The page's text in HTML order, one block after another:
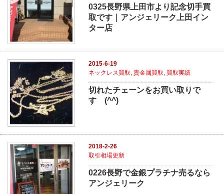
0325長野県上田市より記念切手買
取です｜アンジェリーク上田イン
ター店
2015-6-19
ネックレス買取 ,貴金属買取 買取実績
切れたチェーンをお買い取りで
す (^^)
2018-2-26
取引相場更新
0226長野で金銀プラチナ売るなら
アンジェリーク